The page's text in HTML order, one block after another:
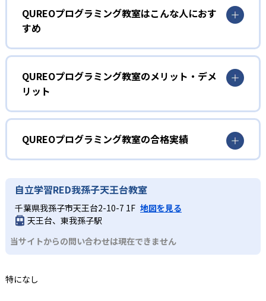
マンガ出版もされたストーリーのある教材
QUREOプログラミング教室の教材にはストーリーがあり、
これを題材にしたマンガ『キュレオ プログラミングチャレ
ンジャーズ!』が小学館「コロコロイチバン!」で連載されて
いる。ストーリーは「キャラクターと一緒にバグを倒す旅
に出る」内容で、子どもが夢中になって学ぶことが可能
だ。楽しく学びながら、自然にプログラミングの基本を理
解できる。
2
IT企業サイバーエージェントグループ運営の小学生向けプ
ログラミングスクール「Tech Kids School」が監修した、
大学入試までを見据えた本格的なカリキュラム。一人ひと
りの学習進捗や成績をリアルタイムで取得して把握するこ
とで、自分から質問をすることが苦手な子であっても取り
こぼさずに指導を行う。
QUREOプログラミング教室はこんな人におす
すめ
小学生
プログラミングを初めて学ぶ子ども
まずは導入として、教育版マインクラフトの世界を探検し
ながらプログラミングの基礎概念を体感的に学ぶ。その
後、オリジナル教材による400種類以上の本格的なゲーム作
りを通して、プログラミングの基礎を網羅的に習得してい
く。教材にはマンガ出版もされた本格的なストーリーがあ
り、サポートしてくれるガイドキャラクターの存在や、学
ーム作りに挑戦できるようになるシステムなど、子どもが
ながら学習を進めることが可能だ。
大学入試やその先を見据えて本格的なプログラミン
中学生・高校生に推奨の中級コースでは、実際にホームペ
QUREOプログラミング教室のメリット・デメ
リット
どんなメリットがある?
QUREOプログラミング教室は、ゲーム感覚で学べるストー
リー性の高い教材によって子どもの興味を引き出す。個別
最適化されたカリキュラムと対話形式のガイドで理解度に
合わせた学習が可能であるため、飽きずに長期的な学習が
続けやすい。また、2025年導入の大学入学共通テスト「情
報」科目に対応した内容で、中学・高校での学びや将来の
進路選択に役立つ実践的スキルを養成できる。無料体験授
業が実施されており、プログラミングが初めてでも気軽に
体験ができる点も大きなメリットだ。
一部教室では無料体験が実施されていない場合があるた
QUREOプログラミング教室の合格実績
QUREOプログラミング教室は合格実績を公式サイトで公開
していない。
自立学習RED我孫子天王台教室
千葉県我孫子市天王台2-10-7 1F 地図を見る
天王台、東我孫子駅
当サイトからの問い合わせは現在できません
特になし